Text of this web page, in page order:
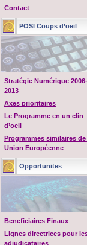
Contact
POSI Coups d’oeil
Stratégie Numérique 2006-
2013
Axes prioritaires
Le Programme en un clin
d’oeil
Programmes similaires de
Union Européenne
Opportunites
Beneficiaires Finaux
Lignes directrices pour
adjudicataires